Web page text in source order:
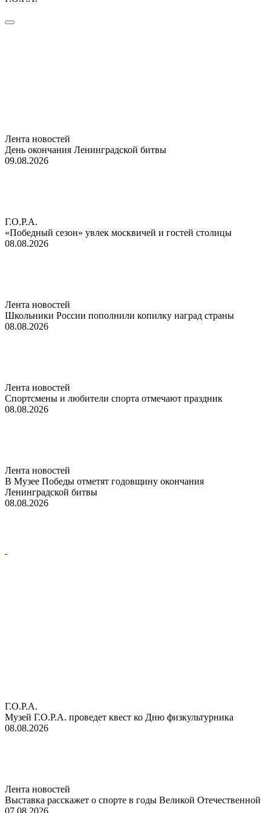
Лента новостей
День окончания Ленинградской битвы
09.08.2026
Г.О.Р.А.
«Победный сезон» увлек москвичей и гостей столицы
08.08.2026
Лента новостей
Школьники России пополнили копилку наград страны
08.08.2026
Лента новостей
Спортсмены и любители спорта отмечают праздник
08.08.2026
Лента новостей
В Музее Победы отметят годовщину окончания
Ленинградской битвы
08.08.2026
Г.О.Р.А.
Музей Г.О.Р.А. проведет квест ко Дню физкультурника
08.08.2026
Лента новостей
Выставка расскажет о спорте в годы Великой Отечественной
07.08.2026